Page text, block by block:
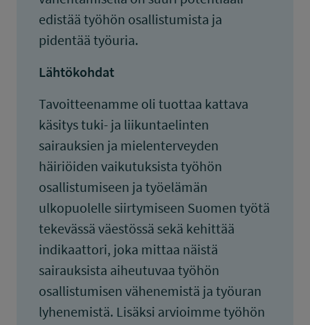
edistää työhön osallistumista ja
pidentää työuria.
Lähtökohdat
Tavoitteenamme oli tuottaa kattava
käsitys tuki- ja liikuntaelinten
sairauksien ja mielenterveyden
häiriöiden vaikutuksista työhön
osallistumiseen ja työelämän
ulkopuolelle siirtymiseen Suomen työtä
tekevässä väestössä sekä kehittää
indikaattori, joka mittaa näistä
sairauksista aiheutuvaa työhön
osallistumisen vähenemistä ja työuran
lyhenemistä. Lisäksi arvioimme työhön